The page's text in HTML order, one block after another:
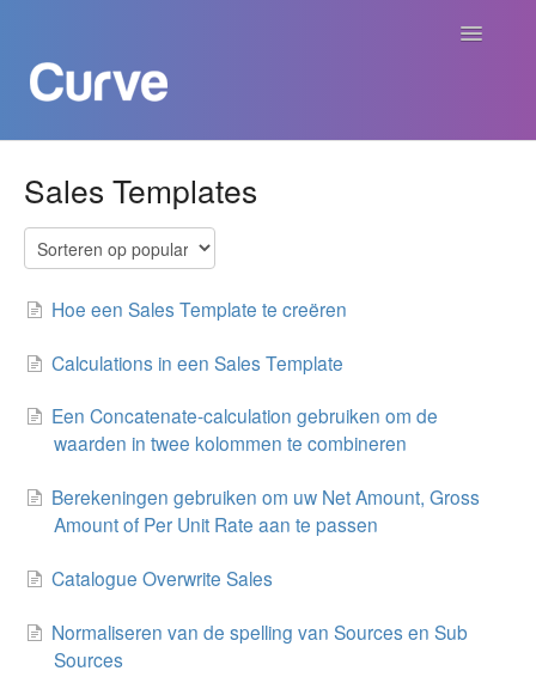
Navigatie
Curve voor Creators
Curve voor Publishers
Betalingen
Sales Templates
Hoe een Sales Template te creëren
Calculations in een Sales Template
Een Concatenate-calculation gebruiken om de
waarden in twee kolommen te combineren
Berekeningen gebruiken om uw Net Amount, Gross
Amount of Per Unit Rate aan te passen
Catalogue Overwrite Sales
Normaliseren van de spelling van Sources en Sub
Sources